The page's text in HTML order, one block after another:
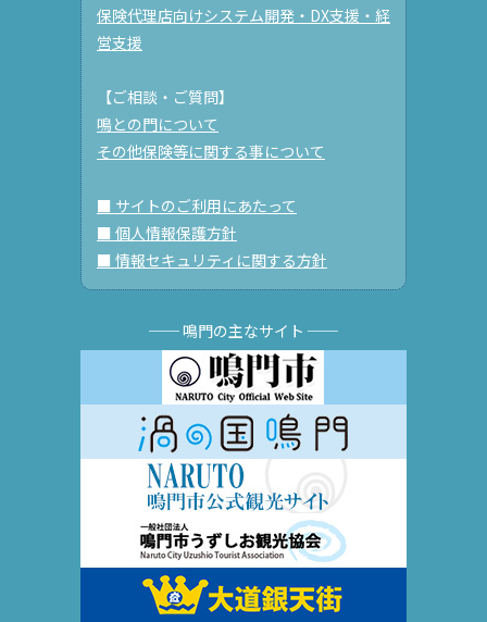
保険代理店向けシステム開発・DX支援・経
営支援
【ご相談・ご質問】
鳴との門について
その他保険等に関する事について
■ サイトのご利用にあたって
■ 個人情報保護方針
■ 情報セキュリティに関する方針
── 鳴門の主なサイト ──